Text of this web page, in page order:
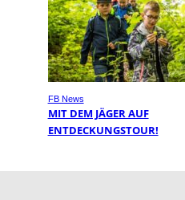
FB News
MIT DEM JÄGER AUF
ENTDECKUNGSTOUR!